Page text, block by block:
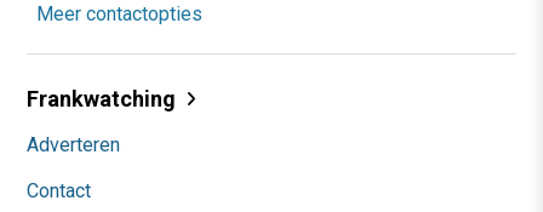
Meer contactopties
Frankwatching
Adverteren
Contact